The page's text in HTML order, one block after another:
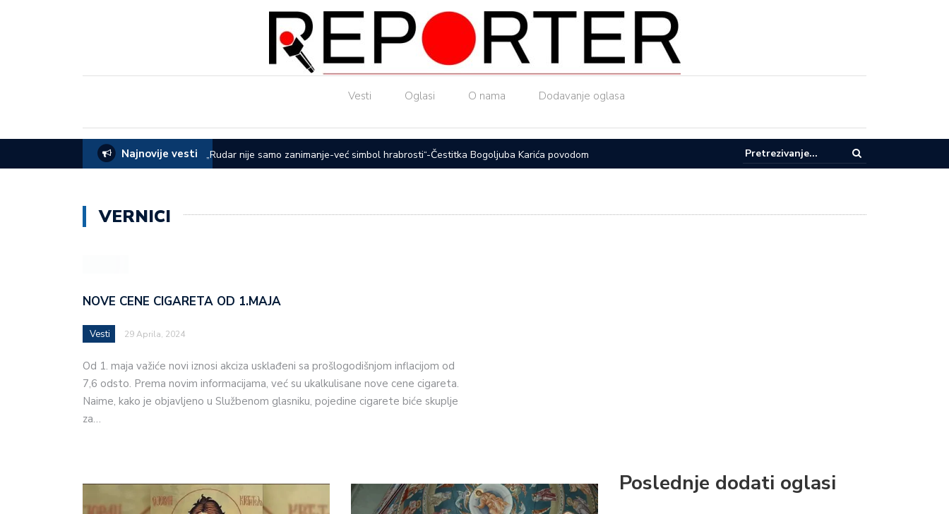
Vesti Oglasi O nama Dodavanje oglasa
Najnovije vesti
Sve je spremno za 65. Sabor u
„Rudar nije samo zanimanje-već simbol hrabrosti“-Čestitka Bogoljuba Karića povodom
dana rudara
ČAČAK ULAŽE U EKOLOGIJU: Donja i Gornja Trepča dobijaju moderno
otpadne vode i novi kolektor
VERNICI
NOVE CENE CIGARETA OD 1.MAJA
Vesti 29 Aprila, 2024
Od 1. maja važiće novi iznosi akciza usklađeni sa prošlogodišnjom inflacijom od
7,6 odsto. Prema novim informacijama, već su ukalkulisane nove cene cigareta.
Naime, kako je objavljeno u Službenom glasniku, pojedine cigarete biće skuplje
za…
Poslednje dodati oglasi